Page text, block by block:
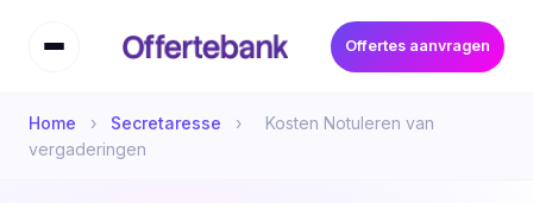
Offertes aanvragen
Home › Secretaresse ›
Kosten Notuleren van
vergaderingen